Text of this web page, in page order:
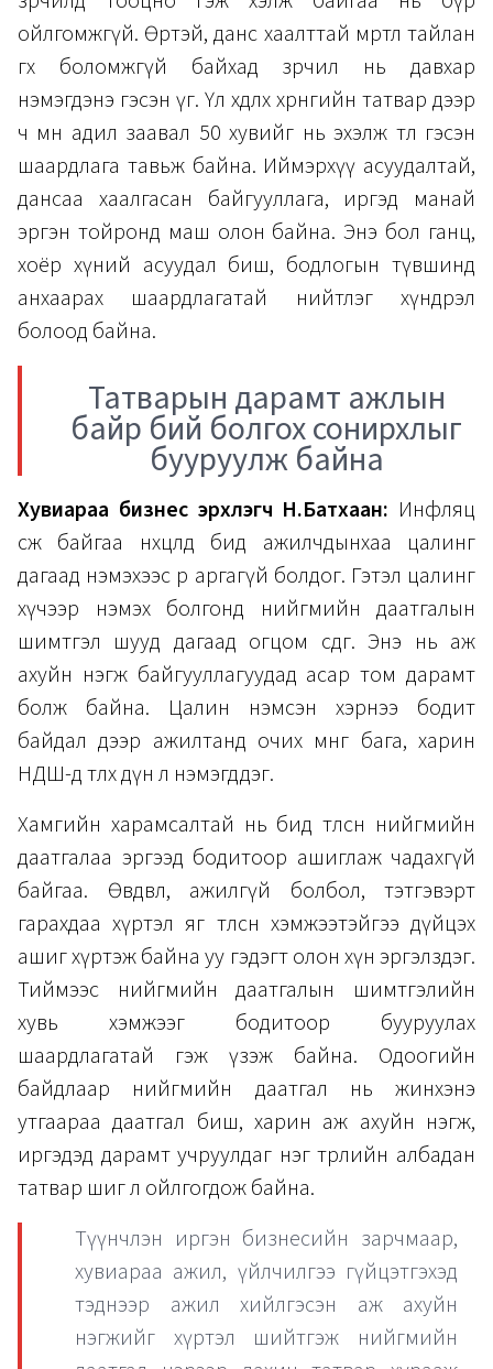
ойлгомжгүй. Өртэй, данс хаалттай мөртлөө тайлан
өгөх боломжгүй байхад зөрчил нь давхар
нэмэгдэнэ гэсэн үг. Үл хөдлөх хөрөнгийн татвар дээр
ч мөн адил заавал 50 хувийг нь эхэлж төл гэсэн
шаардлага тавьж байна. Иймэрхүү асуудалтай,
дансаа хаалгасан байгууллага, иргэд манай
эргэн тойронд маш олон байна. Энэ бол ганц,
хоёр хүний асуудал биш, бодлогын түвшинд
анхаарах шаардлагатай нийтлэг хүндрэл
болоод байна.
Татварын дарамт ажлын
байр бий болгох сонирхлыг
бууруулж байна
Хувиараа бизнес эрхлэгч Н.Батхаан: Инфляц
өсөж байгаа нөхцөлд бид ажилчдынхаа цалинг
дагаад нэмэхээс өөр аргагүй болдог. Гэтэл цалинг
хүчээр нэмэх болгонд нийгмийн даатгалын
шимтгэл шууд дагаад огцом өсдөг. Энэ нь аж
ахуйн нэгж байгууллагуудад асар том дарамт
болж байна. Цалин нэмсэн хэрнээ бодит
байдал дээр ажилтанд очих мөнгө бага, харин
НДШ-д төлөх дүн л нэмэгддэг.
Хамгийн харамсалтай нь бид төлсөн нийгмийн
даатгалаа эргээд бодитоор ашиглаж чадахгүй
байгаа. Өвдвөл, ажилгүй болбол, тэтгэвэрт
гарахдаа хүртэл яг төлсөн хэмжээтэйгээ дүйцэх
ашиг хүртэж байна уу гэдэгт олон хүн эргэлздэг.
Тиймээс нийгмийн даатгалын шимтгэлийн
хувь хэмжээг бодитоор бууруулах
шаардлагатай гэж үзэж байна. Одоогийн
байдлаар нийгмийн даатгал нь жинхэнэ
утгаараа даатгал биш, харин аж ахуйн нэгж,
иргэдэд дарамт учруулдаг нэг төрлийн албадан
татвар шиг л ойлгогдож байна.
Түүнчлэн иргэн бизнесийн зарчмаар,
хувиараа ажил, үйлчилгээ гүйцэтгэхэд
тэднээр ажил хийлгэсэн аж ахуйн
нэгжийг хүртэл шийтгэж нийгмийн